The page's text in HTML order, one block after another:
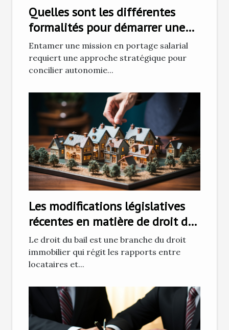
Quelles sont les différentes
formalités pour démarrer une
mission en portage salarial ?
Entamer une mission en portage salarial
requiert une approche stratégique pour
concilier autonomie...
Les modifications législatives
récentes en matière de droit du
bail et leurs impacts sur les
locataires
Le droit du bail est une branche du droit
immobilier qui régit les rapports entre
locataires et...